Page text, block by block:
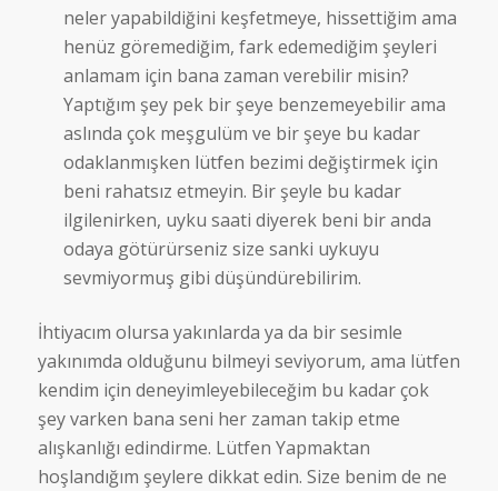
neler yapabildiğini keşfetmeye, hissettiğim ama
henüz göremediğim, fark edemediğim şeyleri
anlamam için bana zaman verebilir misin?
Yaptığım şey pek bir şeye benzemeyebilir ama
aslında çok meşgulüm ve bir şeye bu kadar
odaklanmışken lütfen bezimi değiştirmek için
beni rahatsız etmeyin. Bir şeyle bu kadar
ilgilenirken, uyku saati diyerek beni bir anda
odaya götürürseniz size sanki uykuyu
sevmiyormuş gibi düşündürebilirim.
İhtiyacım olursa yakınlarda ya da bir sesimle
yakınımda olduğunu bilmeyi seviyorum, ama lütfen
kendim için deneyimleyebileceğim bu kadar çok
şey varken bana seni her zaman takip etme
alışkanlığı edindirme. Lütfen Yapmaktan
hoşlandığım şeylere dikkat edin. Size benim de ne